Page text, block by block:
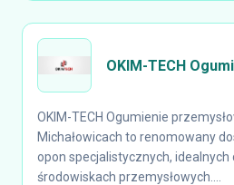
OKIM-TECH
OKIM-TECH Ogumienie
Michałowicach to renomowany
opon specjalistycznych,
środowiskach przemysłowych....